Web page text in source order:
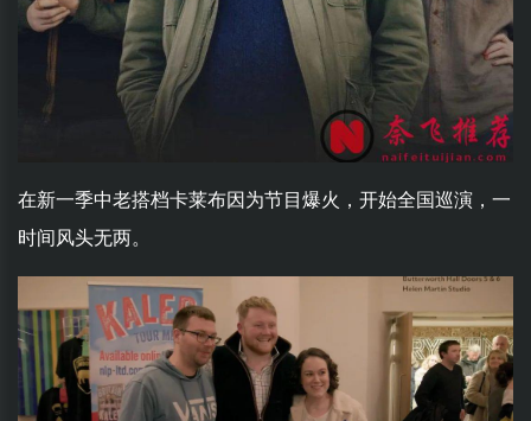
在新一季中老搭档卡莱布因为节目爆火，开始全国巡演，一
时间风头无两。